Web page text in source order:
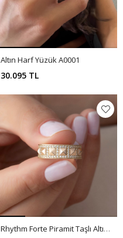
Altın Harf Yüzük A0001
30.095 TL
Rhythm Forte Piramit Taşlı Altın Yüzük PI0259